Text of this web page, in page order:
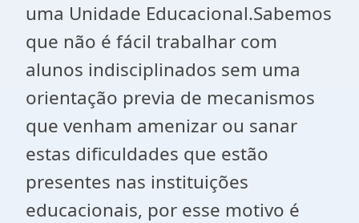
uma Unidade Educacional.Sabemos
que não é fácil trabalhar com
alunos indisciplinados sem uma
orientação previa de mecanismos
que venham amenizar ou sanar
estas dificuldades que estão
presentes nas instituições
educacionais, por esse motivo é